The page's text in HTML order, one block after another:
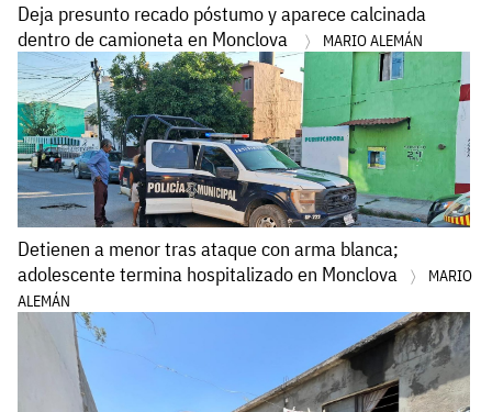
Deja presunto recado póstumo y aparece calcinada
dentro de camioneta en Monclova
MARIO ALEMÁN
Detienen a menor tras ataque con arma blanca;
adolescente termina hospitalizado en Monclova
MARIO
ALEMÁN